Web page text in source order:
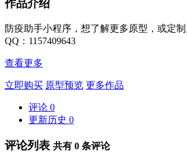
作品介绍
防疫助手小程序，想了解更多原型，或定
QQ：1157409643
查看更多
立即购买 原型预览 更多作品
评论 0
更新历史 0
评论列表 共有 0 条评论